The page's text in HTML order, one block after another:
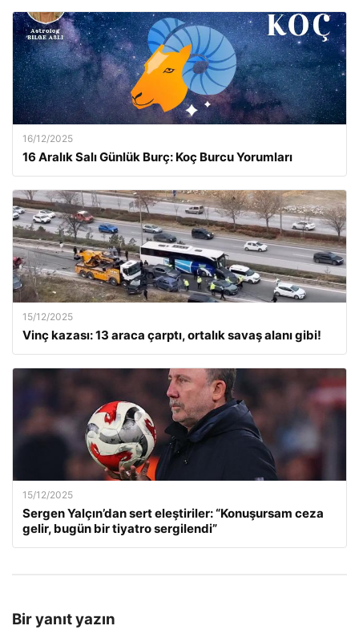
16/12/2025
16 Aralık Salı Günlük Burç: Koç Burcu Yorumları
15/12/2025
Vinç kazası: 13 araca çarptı, ortalık savaş alanı gibi!
15/12/2025
Sergen Yalçın’dan sert eleştiriler: “Konuşursam ceza
gelir, bugün bir tiyatro sergilendi”
Bir yanıt yazın